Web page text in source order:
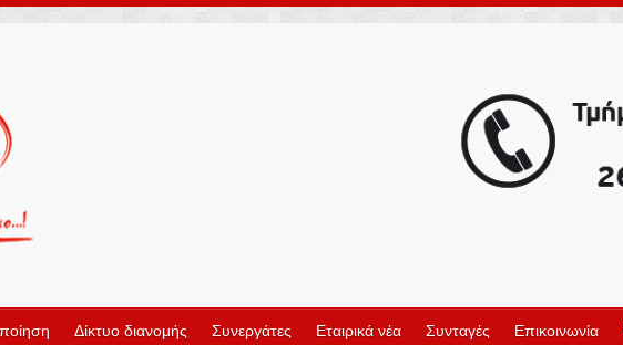
Δίκτυο διανομής Συνεργάτες Εταιρικά νέα Συνταγές Επικοινωνία